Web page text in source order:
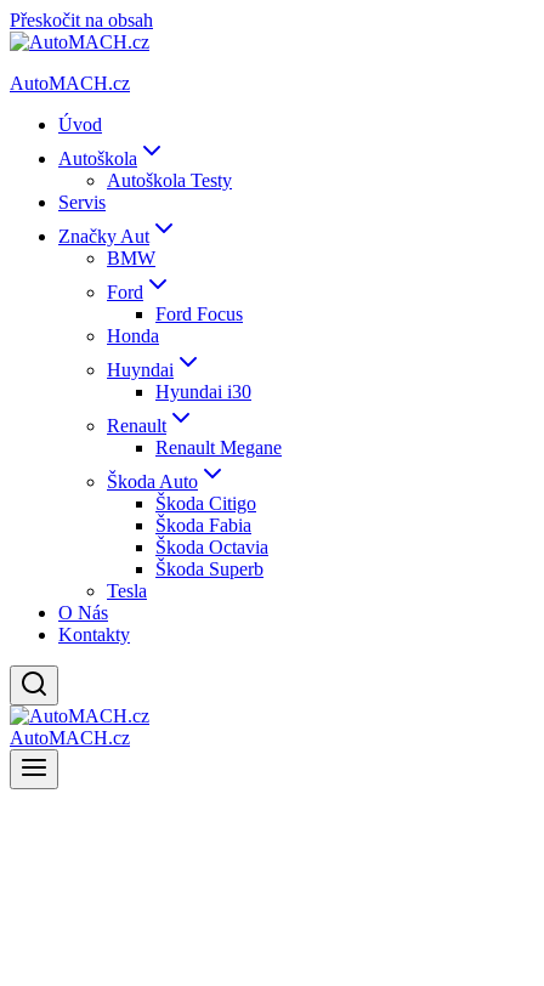
Přeskočit na obsah
AutoMACH.cz
Úvod
Autoškola
Autoškola Testy
Servis
Značky Aut
BMW
Ford
Ford Focus
Honda
Huyndai
Hyundai i30
Renault
Renault Megane
Škoda Auto
Škoda Citigo
Škoda Fabia
Škoda Octavia
Škoda Superb
Tesla
O Nás
Kontakty
AutoMACH.cz